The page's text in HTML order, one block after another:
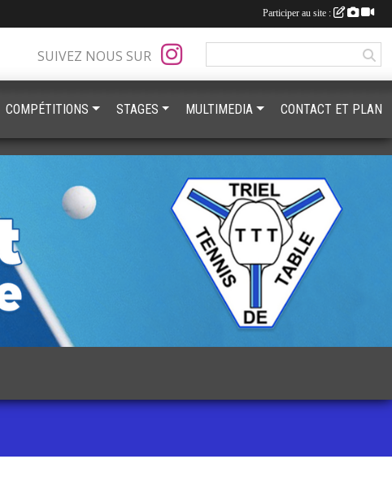
SUIVEZ NOUS SUR
COMPÉTITIONS STAGES MULTIMEDIA CONTACT ET PLAN
Participer au site :